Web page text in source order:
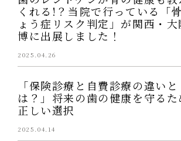
くれる!？当院で行っている「
ょう症リスク判定」が関西・大
博に出展しました！
2025.04.26
「保険診療と自費診療の違いと
は？」将来の歯の健康を守るた
正しい選択
2025.04.14